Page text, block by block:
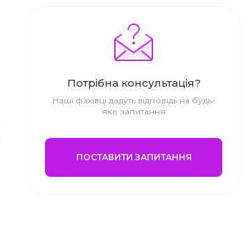
Потрібна консультація?
Наші фахівці дадуть відповідь на будь-
яке запитання
ПОСТАВИТИ ЗАПИТАННЯ